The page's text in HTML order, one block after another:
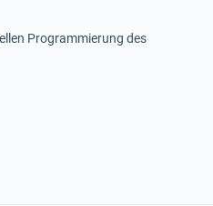
Programmierung des